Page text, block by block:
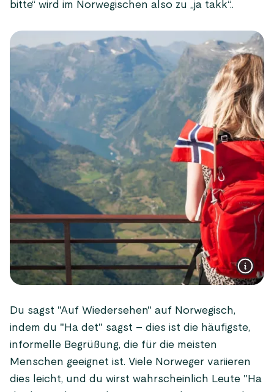
bitte“ wird im Norwegischen also zu „ja takk“..
Du sagst "Auf Wiedersehen" auf Norwegisch,
indem du "Ha det" sagst – dies ist die häufigste,
informelle Begrüßung, die für die meisten
Menschen geeignet ist. Viele Norweger variieren
dies leicht, und du wirst wahrscheinlich Leute "Ha